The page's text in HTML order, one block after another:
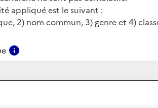
appliqué est le suivant :
2) nom commun, 3) genre et 4)